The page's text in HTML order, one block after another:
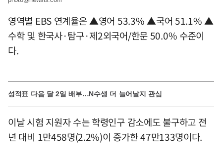
영역별 EBS 연계율은 ▲영어 53.3% ▲국어 51.1% ▲
수학 및 한국사·탐구·제2외국어/한문 50.0% 수준이
다.
성적표 다음 달 2일 배부…N수생 더 늘어날지 관심
이날 시험 지원자 수는 학령인구 감소에도 불구하고 전
년 대비 1만458명(2.2%)이 증가한 47만133명이다.